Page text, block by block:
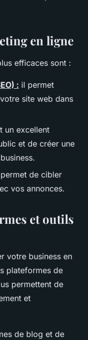
en ligne
efficaces sont :
: il permet
site web dans
un excellent
et de créer une
de cibler
vos annonces.
et outils
votre business en
plateformes de
permettent de
et
de blog et de